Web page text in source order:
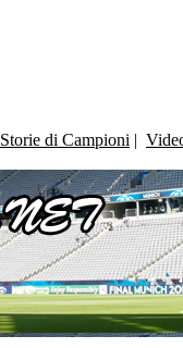
Storie di Campioni |